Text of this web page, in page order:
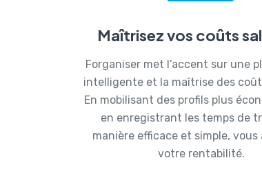
Maîtrisez vos coûts
Forganiser met l’accent sur une
intelligente et la maîtrise des
En mobilisant des profils plus
en enregistrant les temps de
manière efficace et simple, vous
votre rentabilité.